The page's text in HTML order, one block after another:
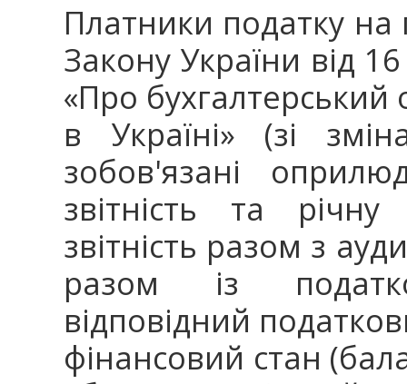
Платники податку на
Закону України від
«Про бухгалтерський
в Україні» (зі
зобов'язані
звітність та річну
звітність разом з
разом із
відповідний
фінансовий стан